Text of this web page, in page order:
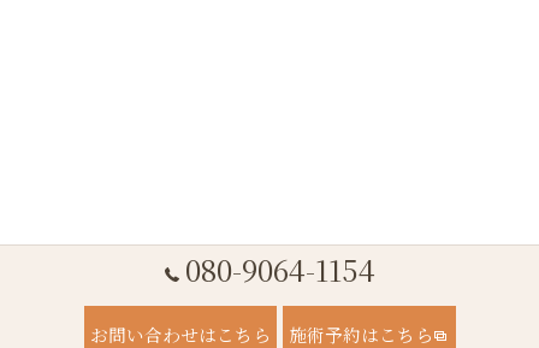
080-9064-1154
お問い合わせはこちら 施術予約はこちら